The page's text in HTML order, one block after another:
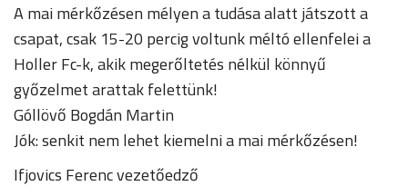
A mai mérkőzésen mélyen a tudása alatt játszott a
csapat, csak 15-20 percig voltunk méltó ellenfelei a
Holler Fc-k, akik megerőltetés nélkül könnyű
győzelmet arattak felettünk!
Góllövő Bogdán Martin
Jók: senkit nem lehet kiemelni a mai mérkőzésen!
Ifjovics Ferenc vezetőedző